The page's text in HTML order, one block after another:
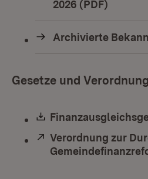
2026 (PDF)
Archivierte
Gesetze und
Download:
Extern:
Verordnung zur